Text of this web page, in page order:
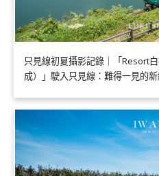
只見線初夏攝影記錄｜「Resort
成）」駛入只見線：難得一見的